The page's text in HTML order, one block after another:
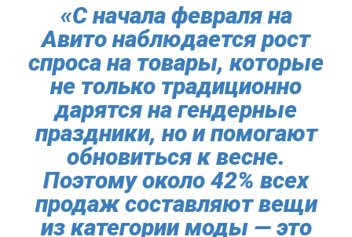
«С начала февраля на
Авито наблюдается рост
спроса на товары, которые
не только традиционно
дарятся на гендерные
праздники, но и помогают
обновиться к весне.
Поэтому около 42% всех
продаж составляют вещи
из категории моды — это